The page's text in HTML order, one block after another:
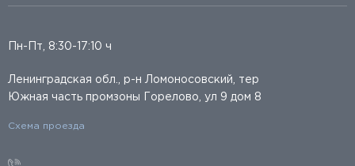
Пн-Пт, 8:30-17:10 ч
Ленинградская обл., р-н Ломоносовский, тер
Южная часть промзоны Горелово, ул 9 дом 8
Схема проезда